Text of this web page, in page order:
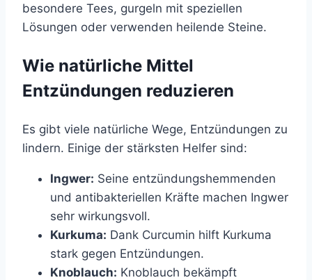
besondere Tees, gurgeln mit speziellen
Lösungen oder verwenden heilende Steine.
Wie natürliche Mittel
Entzündungen reduzieren
Es gibt viele natürliche Wege, Entzündungen zu
lindern. Einige der stärksten Helfer sind:
Ingwer: Seine entzündungshemmenden
und antibakteriellen Kräfte machen Ingwer
sehr wirkungsvoll.
Kurkuma: Dank Curcumin hilft Kurkuma
stark gegen Entzündungen.
Knoblauch: Knoblauch bekämpft